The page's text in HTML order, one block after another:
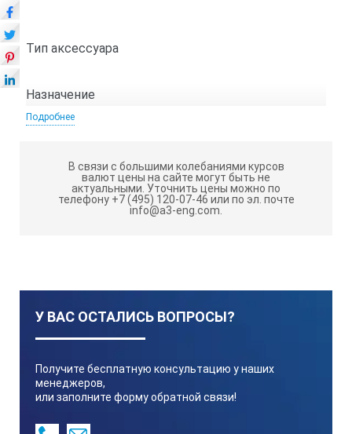
Тип аксессуара
Назначение
Подробнее
В связи с большими колебаниями курсов
валют цены на сайте могут быть не
актуальными. Уточнить цены можно по
телефону +7 (495) 120-07-46 или по эл. почте
info@a3-eng.com.
У ВАС ОСТАЛИСЬ ВОПРОСЫ?
Получите бесплатную консультацию у наших
менеджеров,
или заполните форму обратной связи!